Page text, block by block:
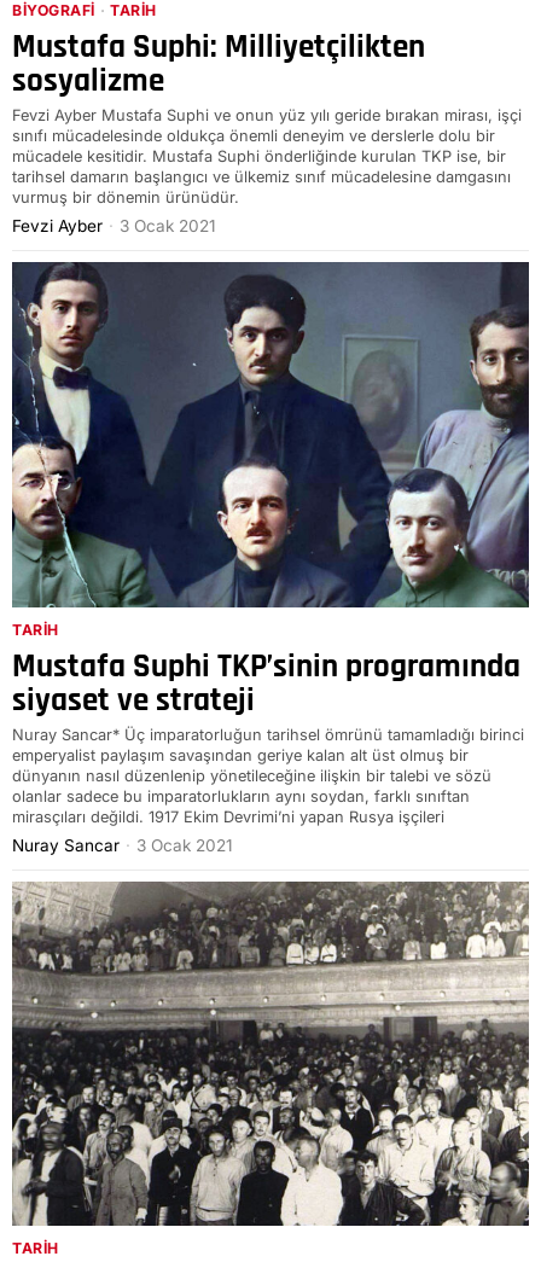
BIYOGRAFI · TARIH
Mustafa Suphi: Milliyetçilikten
sosyalizme
Fevzi Ayber Mustafa Suphi ve onun yüz yılı geride bırakan mirası, işçi
sınıfı mücadelesinde oldukça önemli deneyim ve derslerle dolu bir
mücadele kesitidir. Mustafa Suphi önderliğinde kurulan TKP ise, bir
tarihsel damarın başlangıcı ve ülkemiz sınıf mücadelesine damgasını
vurmuş bir dönemin ürünüdür.
Fevzi Ayber 3 Ocak 2021
TARIH
Mustafa Suphi TKP’sinin programında
siyaset ve strateji
Nuray Sancar* Üç imparatorluğun tarihsel ömrünü tamamladığı birinci
emperyalist paylaşım savaşından geriye kalan alt üst olmuş bir
dünyanın nasıl düzenlenip yönetileceğine ilişkin bir talebi ve sözü
olanlar sadece bu imparatorlukların aynı soydan, farklı sınıftan
mirasçıları değildi. 1917 Ekim Devrimi’ni yapan Rusya işçileri
Nuray Sancar 3 Ocak 2021
TARIH